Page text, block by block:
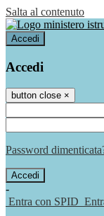
Salta al contenuto
Accedi
Accedi
button close ×
Password
-
Entra con SPID